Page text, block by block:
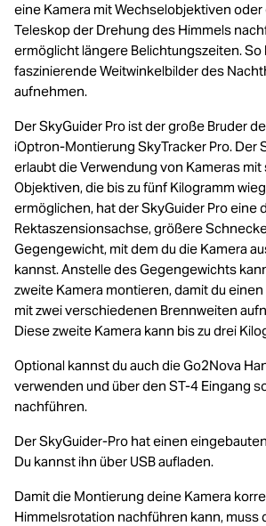
eine Kamera mit Wechselobjektiven
Teleskop der Drehung des Himmels
ermöglicht längere Belichtungszeiten. So
faszinierende Weitwinkelbilder des
aufnehmen.
Der SkyGuider Pro ist der große Bruder
iOptron-Montierung SkyTracker Pro. Der
erlaubt die Verwendung von Kameras
Objektiven, die bis zu fünf Kilogramm
ermöglichen, hat der SkyGuider Pro eine
Rektaszensionsachse, größere
Gegengewicht, mit dem du die Kamera
kannst. Anstelle des Gegengewichts
zweite Kamera montieren, damit du
mit zwei verschiedenen Brennweiten
Diese zweite Kamera kann bis zu drei
Optional kannst du auch die Go2Nova
verwenden und über den ST-4 Eingang
nachführen.
Der SkyGuider-Pro hat einen
Du kannst ihn über USB aufladen.
Damit die Montierung deine Kamera
Himmelsrotation nachführen kann, muss